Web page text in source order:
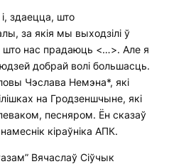
здаецца, што
за якія мы выходзілі ў
што нас прадаюць <…>. Але я
добрай волі большасць.
Чэслава Немэна*, які
на Гродзеншчыне, які
песняром. Ён сказаў
кіраўніка АПК.
Вячаслаў Сіўчык